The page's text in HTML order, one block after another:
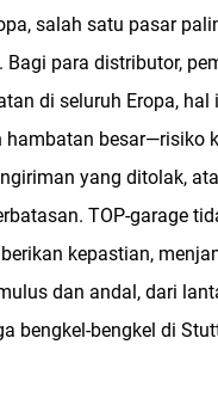
salah satu pasar
Bagi para distributor,
di seluruh Eropa, hal
hambatan besar—risiko
yang ditolak,
TOP-garage
kepastian,
dan andal, dari
bengkel-bengkel di